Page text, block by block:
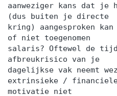
aanweziger kans dat
(dus buiten je directe
kring) aangesproken
of niet toegenomen
salaris? Oftewel de
afbreukrisico van je
dagelijkse vak neemt
extrinsieke /
motivatie niet